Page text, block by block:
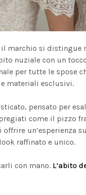
marchio si distingue
nuziale con un
per tutte le spose
materiali esclusivi.
pensato per
come il pizzo
un’esperienza
raffinato e unico.
con mano. L’abito